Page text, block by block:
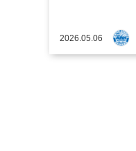
2026.05.06